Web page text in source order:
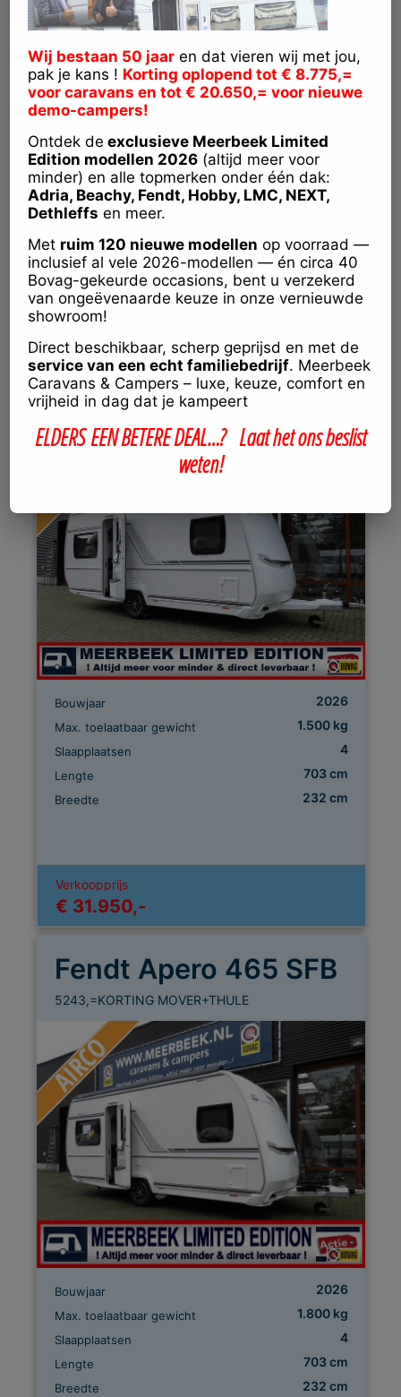
Bouwjaar
Max. toelaatbaar gewicht 1.500 kg
Slaapplaatsen
Lengte 703 cm
Breedte
Verkoopprijs
€ 31.950,-
Fendt Apero 465 SFB
2026 NIEUWSTE MODEL !
Bouwjaar 2026
Max. toelaatbaar gewicht 1.500 kg
Slaapplaatsen 4
Lengte 703 cm
Breedte 232 cm
Verkoopprijs
€ 31.950,-
Fendt Apero 465 SFB
5243,=KORTING MOVER+THULE
Bouwjaar 2026
Max. toelaatbaar gewicht 1.800 kg
Slaapplaatsen 4
Lengte 703 cm
Breedte 232 cm
Wij bestaan 50 jaar en dat vieren wij met jou,
pak je kans ! Korting oplopend tot € 8.775,=
voor caravans en tot € 20.650,= voor nieuwe
demo-campers!
Ontdek de exclusieve Meerbeek Limited
Edition modellen 2026 (altijd meer voor
minder) en alle topmerken onder één dak:
Adria, Beachy, Fendt, Hobby, LMC, NEXT,
Dethleffs en meer.
Met ruim 120 nieuwe modellen op voorraad —
inclusief al vele 2026-modellen — én circa 40
Bovag-gekeurde occasions, bent u verzekerd
van ongeëvenaarde keuze in onze vernieuwde
showroom!
Direct beschikbaar, scherp geprijsd en met de
service van een echt familiebedrijf. Meerbeek
Caravans & Campers – luxe, keuze, comfort en
vrijheid in dag dat je kampeert
ELDERSEENBETERE DEAL…? Laat het ons beslist
weten!